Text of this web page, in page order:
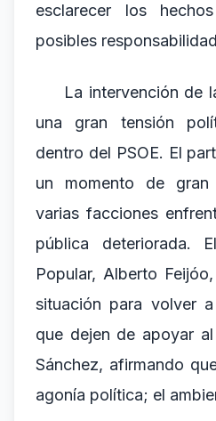
esclarecer los
posibles
La intervención de
una gran tensión
dentro del PSOE. El
un momento de
varias facciones
pública deteriorada.
Popular, Alberto
situación para volver
que dejen de apoyar
Sánchez, afirmando
agonía política; el